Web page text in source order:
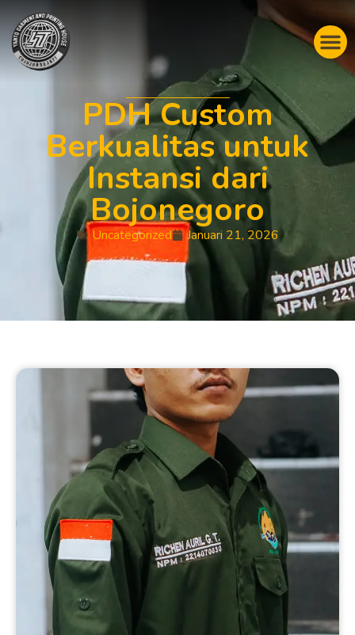
PDH Custom
Berkualitas untuk
Instansi dari
Bojonegoro
Uncategorized Januari 21, 2026